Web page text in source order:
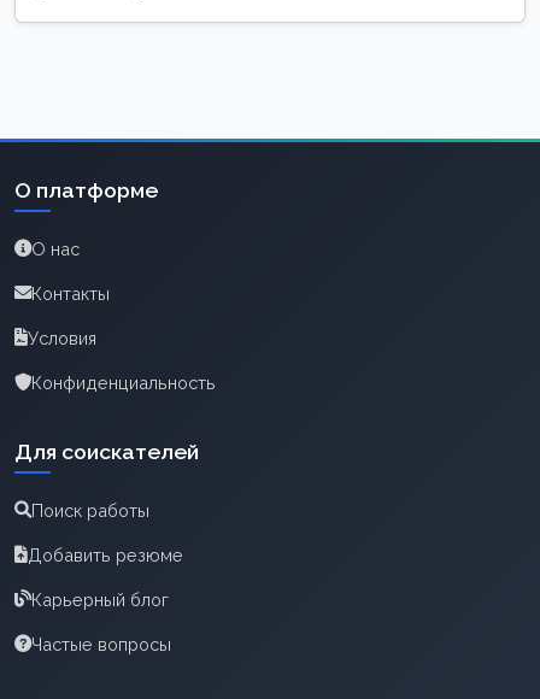
О платформе
О нас
Контакты
Условия
Конфиденциальность
Для соискателей
Поиск работы
Добавить резюме
Карьерный блог
Частые вопросы